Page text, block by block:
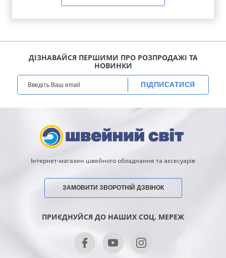
ДІЗНАВАЙСЯ ПЕРШИМИ ПРО РОЗПРОДАЖІ ТА
НОВИНКИ
ПІДПИСАТИСЯ
Інтернет-магазин швейного обладнання та аксесуарів
ЗАМОВИТИ ЗВОРОТНІЙ ДЗВІНОК
ПРИЄДНУЙСЯ ДО НАШИХ СОЦ. МЕРЕЖ